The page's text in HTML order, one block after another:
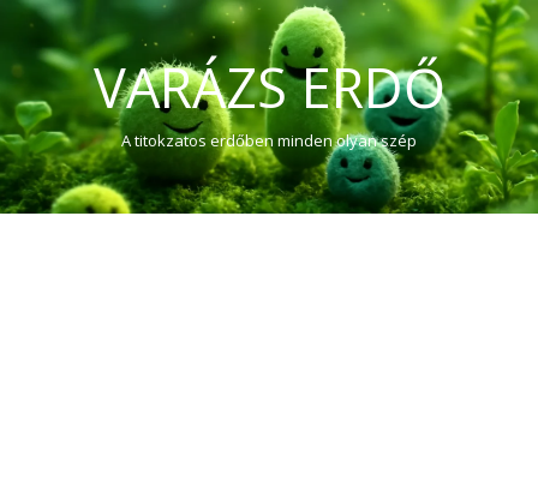
VARÁZS ERDŐ
A titokzatos erdőben minden olyan szép